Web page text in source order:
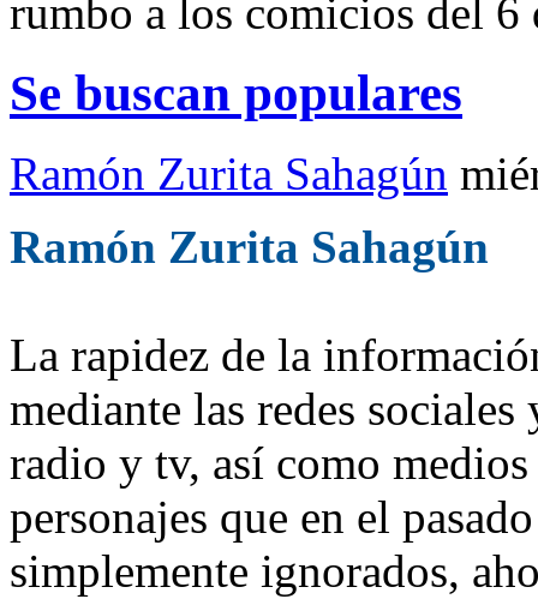
rumbo a los comicios del
Se buscan populares
Ramón Zurita Sahagún
Ramón Zurita Sahagún
La rapidez de la
mediante las redes
radio y tv, así como
personajes que en el
simplemente ignorados,